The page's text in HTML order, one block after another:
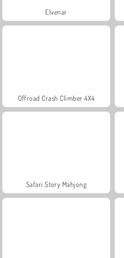
Elvenar
Offroad Crash Climber 4X4
Safari Story Mahjong